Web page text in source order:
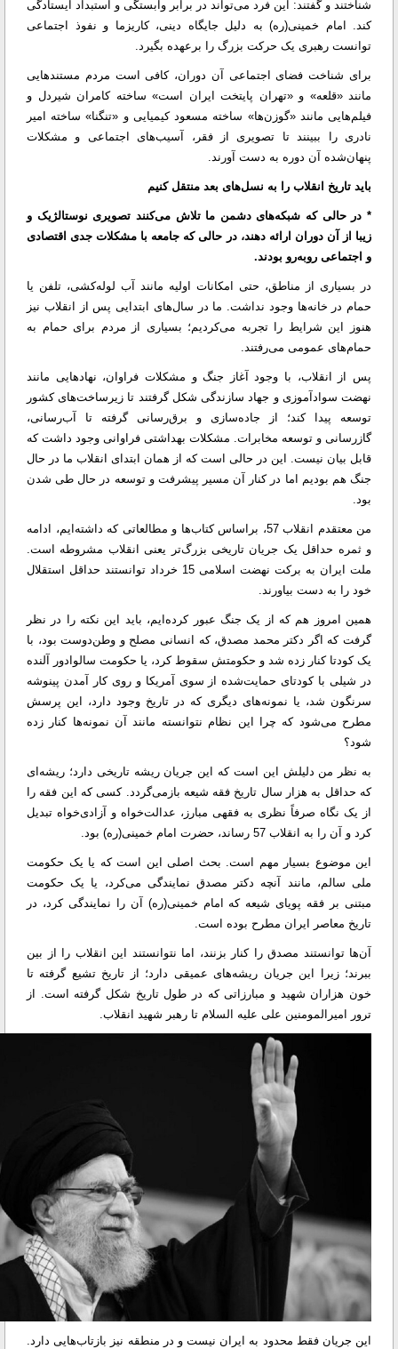
شناختند و گفتند: این فرد می‌تواند در برابر وابستگی و استبداد ایستادگی
کند. امام خمینی(ره) به دلیل جایگاه دینی، کاریزما و نفوذ اجتماعی
توانست رهبری یک حرکت بزرگ را برعهده بگیرد.
برای شناخت فضای اجتماعی آن دوران، کافی است مردم مستندهایی
مانند «قلعه» و «تهران پایتخت ایران است» ساخته کامران شیردل و
فیلم‌هایی مانند «گوزن‌ها» ساخته مسعود کیمیایی و «تنگنا» ساخته امیر
نادری را ببینند تا تصویری از فقر، آسیب‌های اجتماعی و مشکلات
پنهان‌شده آن دوره به دست آورند.
باید تاریخ انقلاب را به نسل‌های بعد منتقل کنیم
* در حالی که شبکه‌های دشمن ما تلاش می‌کنند تصویری نوستالژیک و
زیبا از آن دوران ارائه دهند، در حالی که جامعه با مشکلات جدی اقتصادی
و اجتماعی روبه‌رو بودند.
در بسیاری از مناطق، حتی امکانات اولیه مانند آب لوله‌کشی، تلفن یا
حمام در خانه‌ها وجود نداشت. ما در سال‌های ابتدایی پس از انقلاب نیز
هنوز این شرایط را تجربه می‌کردیم؛ بسیاری از مردم برای حمام به
حمام‌های عمومی می‌رفتند.
پس از انقلاب، با وجود آغاز جنگ و مشکلات فراوان، نهادهایی مانند
نهضت سوادآموزی و جهاد سازندگی شکل گرفتند تا زیرساخت‌های کشور
توسعه پیدا کند؛ از جاده‌سازی و برق‌رسانی گرفته تا آب‌رسانی،
گازرسانی و توسعه مخابرات. مشکلات بهداشتی فراوانی وجود داشت که
قابل بیان نیست. این در حالی است که از همان ابتدای انقلاب ما در حال
جنگ هم بودیم اما در کنار آن مسیر پیشرفت و توسعه در حال طی شدن
بود.
من معتقدم انقلاب 57، براساس کتاب‌ها و مطالعاتی که داشته‌ایم، ادامه
و ثمره حداقل یک جریان تاریخی بزرگ‌تر یعنی انقلاب مشروطه است.
ملت ایران به برکت نهضت اسلامی 15 خرداد توانستند حداقل استقلال
خود را به دست بیاورند.
همین امروز هم که از یک جنگ عبور کرده‌ایم، باید این نکته را در نظر
گرفت که اگر دکتر محمد مصدق، که انسانی مصلح و وطن‌دوست بود، با
یک کودتا کنار زده شد و حکومتش سقوط کرد، یا حکومت سالوادور آلنده
در شیلی با کودتای حمایت‌شده از سوی آمریکا و روی کار آمدن پینوشه
سرنگون شد، یا نمونه‌های دیگری که در تاریخ وجود دارد، این پرسش
مطرح می‌شود که چرا این نظام نتوانسته مانند آن نمونه‌ها کنار زده
شود؟
به نظر من دلیلش این است که این جریان ریشه تاریخی دارد؛ ریشه‌ای
که حداقل به هزار سال تاریخ فقه شیعه بازمی‌گردد. کسی که این فقه را
از یک نگاه صرفاً نظری به فقهی مبارز، عدالت‌خواه و آزادی‌خواه تبدیل
کرد و آن را به انقلاب 57 رساند، حضرت امام خمینی(ره) بود.
این موضوع بسیار مهم است. بحث اصلی این است که یا یک حکومت
ملی سالم، مانند آنچه دکتر مصدق نمایندگی می‌کرد، یا یک حکومت
مبتنی بر فقه پویای شیعه که امام خمینی(ره) آن را نمایندگی کرد، در
تاریخ معاصر ایران مطرح بوده است.
آن‌ها توانستند مصدق را کنار بزنند، اما نتوانستند این انقلاب را از بین
ببرند؛ زیرا این جریان ریشه‌های عمیقی دارد؛ از تاریخ تشیع گرفته تا
خون هزاران شهید و مبارزاتی که در طول تاریخ شکل گرفته است. از
ترور امیرالمومنین علی علیه السلام تا رهبر شهید انقلاب.
این جریان فقط محدود به ایران نیست و در منطقه نیز بازتاب‌هایی دارد.